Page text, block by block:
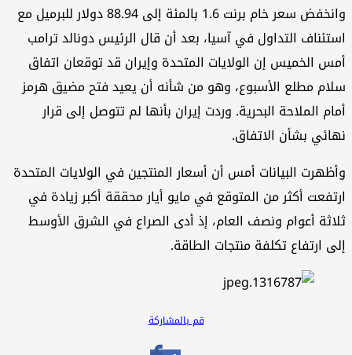
وانخفض سعر خام برنت 1.6 بالمئة إلى 88.94 دولار للبرميل مع
التداول في آسيا، بعد أن قال الرئيس دونالد ترامب
​الخميس إن الولايات المتحدة وإيران قد توقعان اتفاق
مطلع الأسبوع، وهو ​من شأنه أن يعيد فتح مضيق هرمز
الملاحة البحرية. وردت إيران بأنها لم تتوصل إلى ‌قرار
بشأن الاتفاق.
البيانات أمس أن أسعار المنتجين في الولايات المتحدة
أكثر من المتوقع في مايو أيار محققة أكبر زيادة في
أعوام ونصف العام، إذ أدى الصراع في الشرق الأوسط
ارتفاع تكلفة منتجات الطاقة.
قم بالمشاركة